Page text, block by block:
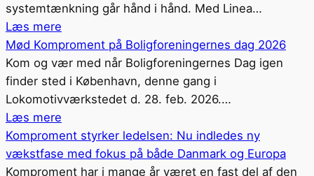
systemtænkning går hånd i hånd. Med Linea…
Læs mere
Mød Komproment på Boligforeningernes dag 2026
Kom og vær med når Boligforeningernes Dag igen
finder sted i København, denne gang i
Lokomotivværkstedet d. 28. feb. 2026.…
Læs mere
Komproment styrker ledelsen: Nu indledes ny
vækstfase med fokus på både Danmark og Europa
Komproment har i mange år været en fast del af den